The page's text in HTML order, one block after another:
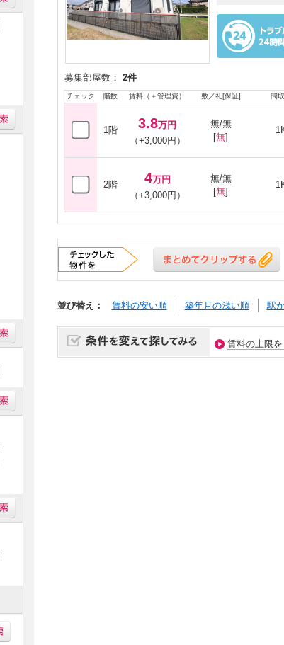
募集部屋数： 2件
チェック 階数 賃料（＋管理費） 敷／礼[保証] 間
1階 3.8万円
（+3,000円）
無/無
[無]
2階 4万円
（+3,000円）
無/無
[無]
並び替え： 賃料の安い順 築年月の浅い順 駅
賃料の上限を